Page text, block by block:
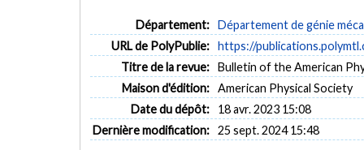
Département: Département de génie
URL de PolyPublie: https://
Titre de la revue: Bulletin of the American
Maison d'édition: American Physical Society
Date du dépôt:
18 avr. 2023 15:08
Dernière modification: 25 sept. 2024 15:48